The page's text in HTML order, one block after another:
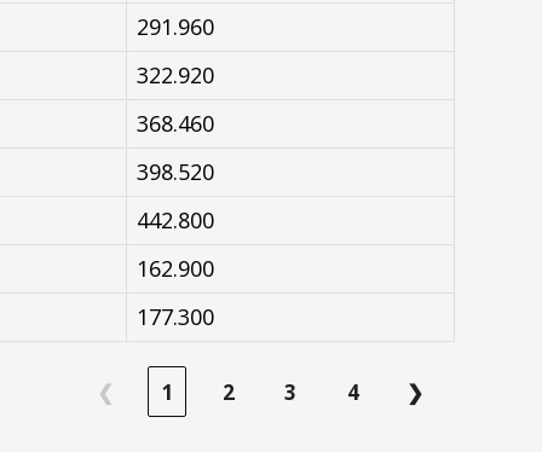
291.960
322.920
368.460
398.520
442.800
162.900
177.300
❮ 1 2 3 4 ❯